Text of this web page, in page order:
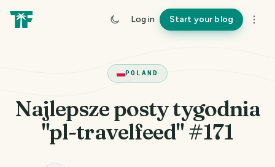
Log in Start your blog
POLAND
Najlepsze posty tygodnia
"pl-travelfeed" #171